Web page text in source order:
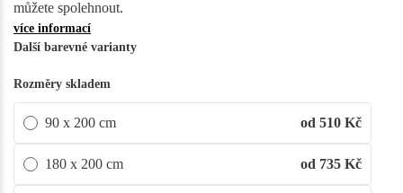
můžete spolehnout.
více informací
Další barevné varianty
Rozměry skladem
90 x 200 cm od 510 Kč
180 x 200 cm od 735 Kč